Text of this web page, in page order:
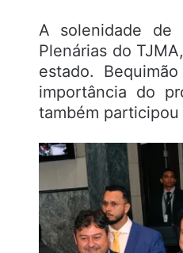
A solenidade de
Plenárias do
estado.
importância do
também participou